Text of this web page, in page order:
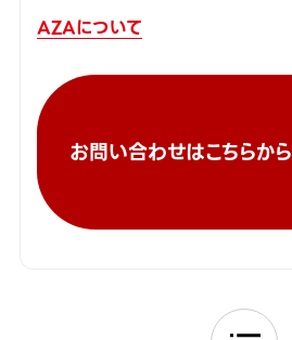
AZAについて
お問い合わせはこちらから